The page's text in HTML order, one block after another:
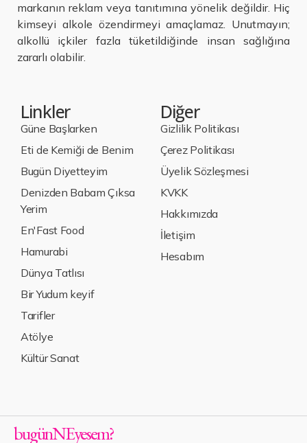
markanın reklam veya tanıtımına yönelik değildir. Hiç
kimseyi alkole özendirmeyi amaçlamaz. Unutmayın;
alkollü içkiler fazla tüketildiğinde insan sağlığına
zararlı olabilir.
Linkler
Güne Başlarken
Eti de Kemiği de Benim
Bugün Diyetteyim
Denizden Babam Çıksa
Yerim
En'Fast Food
Hamurabi
Dünya Tatlısı
Bir Yudum keyif
Tarifler
Atölye
Kültür Sanat
Diğer
Gizlilik Politikası
Çerez Politikası
Üyelik Sözleşmesi
KVKK
Hakkımızda
İletişim
Hesabım
bugünNEyesem?